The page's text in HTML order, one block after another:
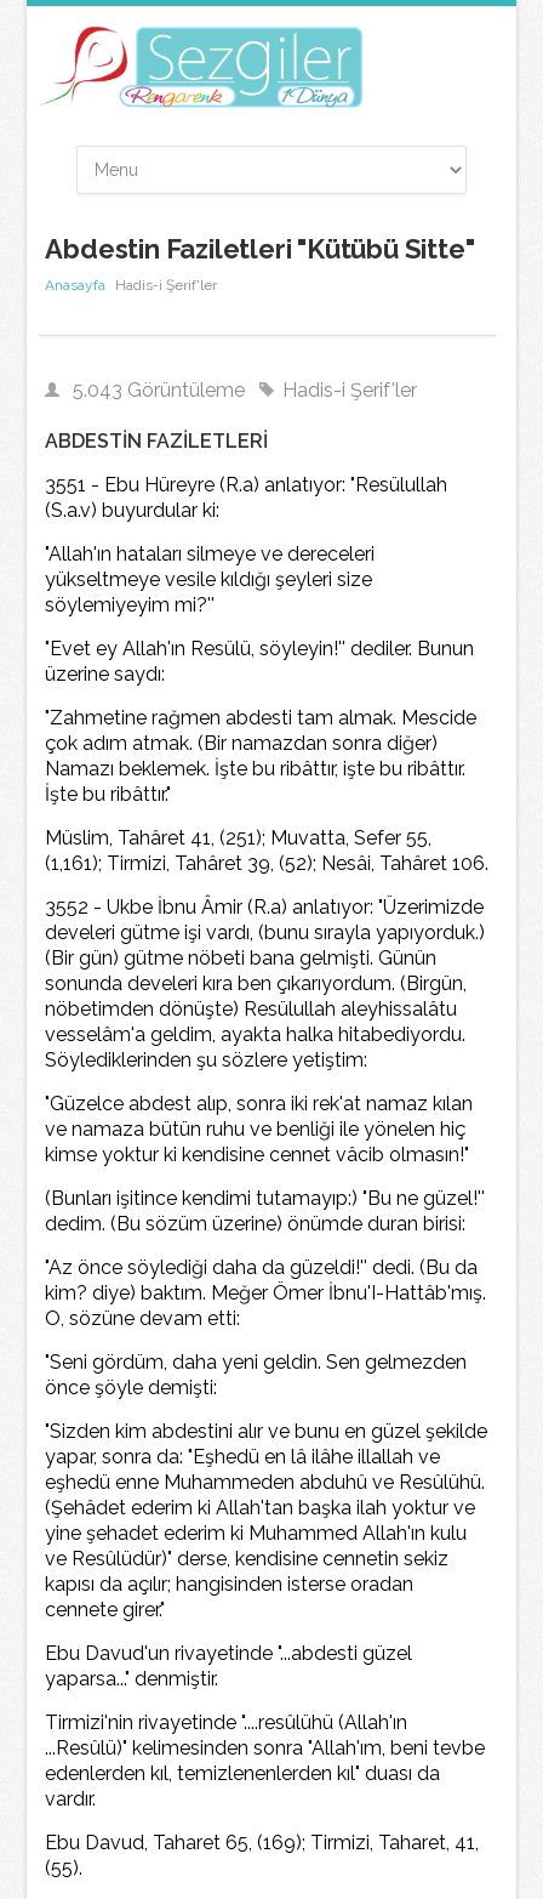
Abdestin Faziletleri "Kütübü Sitte"
Anasayfa Hadis-i Şerif'ler
5.043 Görüntüleme Hadis-i Şerif'ler
ABDESTİN FAZİLETLERİ
3551 - Ebu Hüreyre (R.a) anlatıyor: "Resülullah
(S.a.v) buyurdular ki:
"Allah'ın hataları silmeye ve dereceleri
yükseltmeye vesile kıldığı şeyleri size
söylemiyeyim mi?''
"Evet ey Allah'ın Resülü, söyleyin!'' dediler. Bunun
üzerine saydı:
"Zahmetine rağmen abdesti tam almak. Mescide
çok adım atmak. (Bir namazdan sonra diğer)
Namazı beklemek. İşte bu ribâttır, işte bu ribâttır.
İşte bu ribâttır."
Müslim, Tahâret 41, (251); Muvatta, Sefer 55,
(1,161); Tirmizi, Tahâret 39, (52); Nesâi, Tahâret 106.
3552 - Ukbe İbnu Âmir (R.a) anlatıyor: "Üzerimizde
develeri gütme işi vardı, (bunu sırayla yapıyorduk.)
(Bir gün) gütme nöbeti bana gelmişti. Günün
sonunda develeri kıra ben çıkarıyordum. (Birgün,
nöbetimden dönüşte) Resülullah aleyhissalâtu
vesselâm'a geldim, ayakta halka hitabediyordu.
Söylediklerinden şu sözlere yetiştim:
"Güzelce abdest alıp, sonra iki rek'at namaz kılan
ve namaza bütün ruhu ve benliği ile yönelen hiç
kimse yoktur ki kendisine cennet vâcib olmasın!"
(Bunları işitince kendimi tutamayıp:) "Bu ne güzel!''
dedim. (Bu sözüm üzerine) önümde duran birisi:
"Az önce söylediği daha da güzeldi!'' dedi. (Bu da
kim? diye) baktım. Meğer Ömer İbnu'I-Hattâb'mış.
O, sözüne devam etti:
"Seni gördüm, daha yeni geldin. Sen gelmezden
önce şöyle demişti:
"Sizden kim abdestini alır ve bunu en güzel şekilde
yapar, sonra da: "Eşhedü en lâ ilâhe illallah ve
eşhedü enne Muhammeden abduhû ve Resûlühü.
(Şehâdet ederim ki Allah'tan başka ilah yoktur ve
yine şehadet ederim ki Muhammed Allah'ın kulu
ve Resûlüdür)" derse, kendisine cennetin sekiz
kapısı da açılır; hangisinden isterse oradan
cennete girer."
Ebu Davud'un rivayetinde "...abdesti güzel
yaparsa..." denmiştir.
Tirmizi'nin rivayetinde "....resûlühü (Allah'ın
...Resûlü)" kelimesinden sonra "Allah'ım, beni tevbe
edenlerden kıl, temizlenenlerden kıl" duası da
vardır.
Ebu Davud, Taharet 65, (169); Tirmizi, Taharet, 41,
(55).